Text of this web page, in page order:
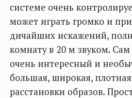
системе очень
может играть громко и
дичайших искажений,
комнату в 20 м звуком.
очень интересный и
большая, широкая,
расстановки образов.